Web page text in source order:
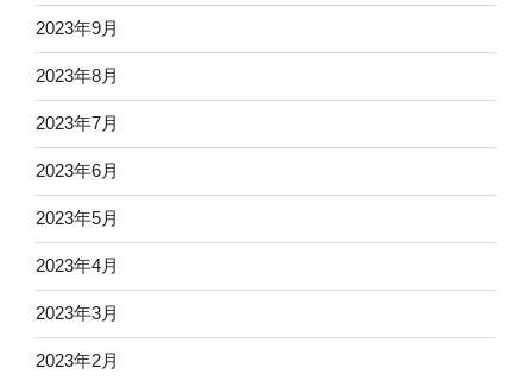
2023年9月
2023年8月
2023年7月
2023年6月
2023年5月
2023年4月
2023年3月
2023年2月